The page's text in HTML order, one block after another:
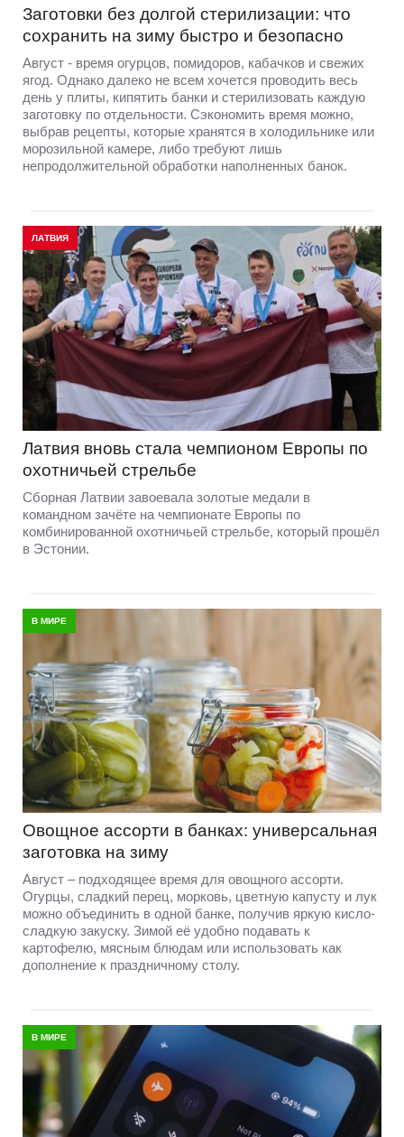
Заготовки без долгой стерилизации: что
сохранить на зиму быстро и безопасно
Август - время огурцов, помидоров, кабачков и свежих
ягод. Однако далеко не всем хочется проводить весь
день у плиты, кипятить банки и стерилизовать каждую
заготовку по отдельности. Сэкономить время можно,
выбрав рецепты, которые хранятся в холодильнике или
морозильной камере, либо требуют лишь
непродолжительной обработки наполненных банок.
ЛАТВИЯ
Латвия вновь стала чемпионом Европы по
охотничьей стрельбе
Сборная Латвии завоевала золотые медали в
командном зачёте на чемпионате Европы по
комбинированной охотничьей стрельбе, который прошёл
в Эстонии.
В МИРЕ
Овощное ассорти в банках: универсальная
заготовка на зиму
Август – подходящее время для овощного ассорти.
Огурцы, сладкий перец, морковь, цветную капусту и лук
можно объединить в одной банке, получив яркую кисло-
сладкую закуску. Зимой её удобно подавать к
картофелю, мясным блюдам или использовать как
дополнение к праздничному столу.
В МИРЕ